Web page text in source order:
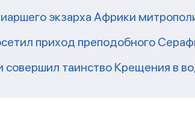
экзарха Африки
приход преподобного
таинство Крещения в